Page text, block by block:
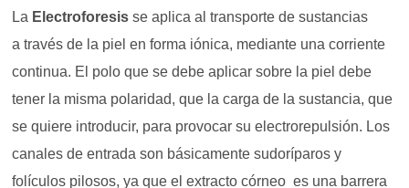
La Electroforesis se aplica al transporte de sustancias
a través de la piel en forma iónica, mediante una corriente
continua. El polo que se debe aplicar sobre la piel debe
tener la misma polaridad, que la carga de la sustancia, que
se quiere introducir, para provocar su electrorepulsión. Los
canales de entrada son básicamente sudoríparos y
folículos pilosos, ya que el extracto córneo es una barrera